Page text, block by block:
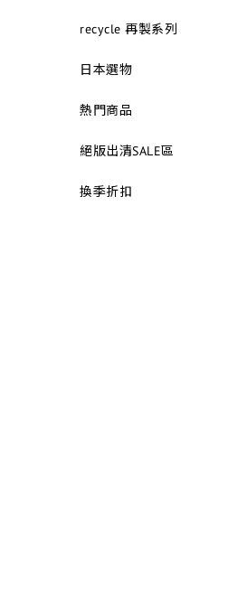
recycle 再製系列
日本選物
熱門商品
絕版出清SALE區
換季折扣